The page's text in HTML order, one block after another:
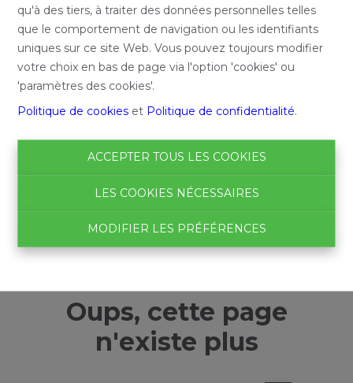
qu'à des tiers, à traiter des données personnelles telles
que le comportement de navigation ou les identifiants
uniques sur ce site Web. Vous pouvez toujours modifier
votre choix en bas de page via l'option 'cookies' ou
'paramètres des cookies'.
Politique de cookies et Politique de confidentialité.
ACCEPTER TOUS LES COOKIES
LES COOKIES NÉCESSAIRES
MODIFIER LES PRÉFÉRENCES
Oups, cette page
n'existe plus